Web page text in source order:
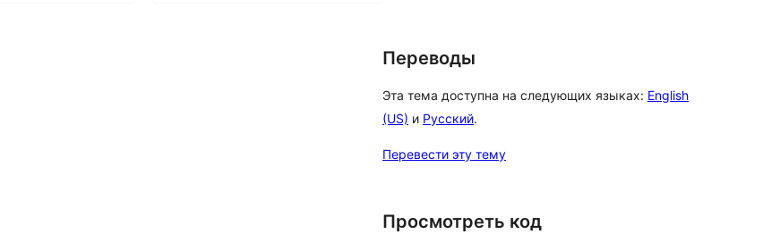
Переводы
Эта тема доступна на следующих языках: English
(US) и Русский.
Перевести эту тему
Просмотреть код